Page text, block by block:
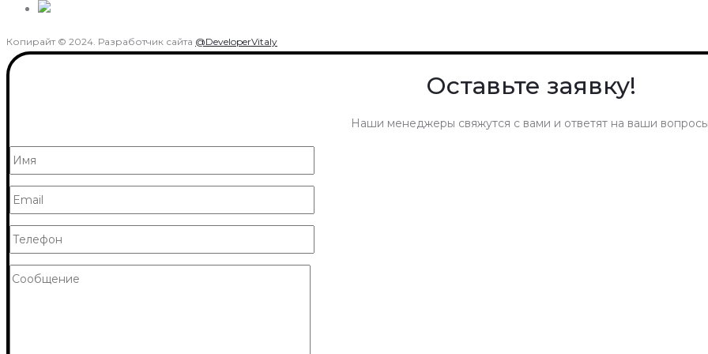
Копирайт © 2024. Разработчик сайта @DeveloperVitaly
Оставьте заявку!
Наши менеджеры свяжутся с вами и ответят на ваши